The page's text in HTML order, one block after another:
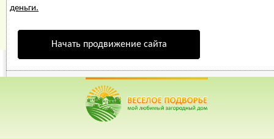
деньги.
Начать продвижение сайта
Qiwi: стало ли удобнее платить?
Энциклопедия